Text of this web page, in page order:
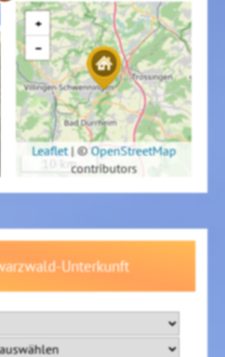
+
−
10 km
Leaflet |©OpenStreetMap
contributors
Unterkunft